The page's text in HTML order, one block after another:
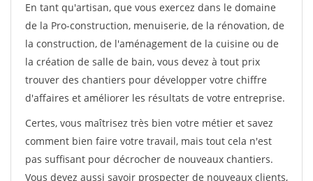
En tant qu'artisan, que vous exercez dans le domaine
de la Pro-construction, menuiserie, de la rénovation, de
la construction, de l'aménagement de la cuisine ou de
la création de salle de bain, vous devez à tout prix
trouver des chantiers pour développer votre chiffre
d'affaires et améliorer les résultats de votre entreprise.
Certes, vous maîtrisez très bien votre métier et savez
comment bien faire votre travail, mais tout cela n'est
pas suffisant pour décrocher de nouveaux chantiers.
Vous devez aussi savoir prospecter de nouveaux clients,